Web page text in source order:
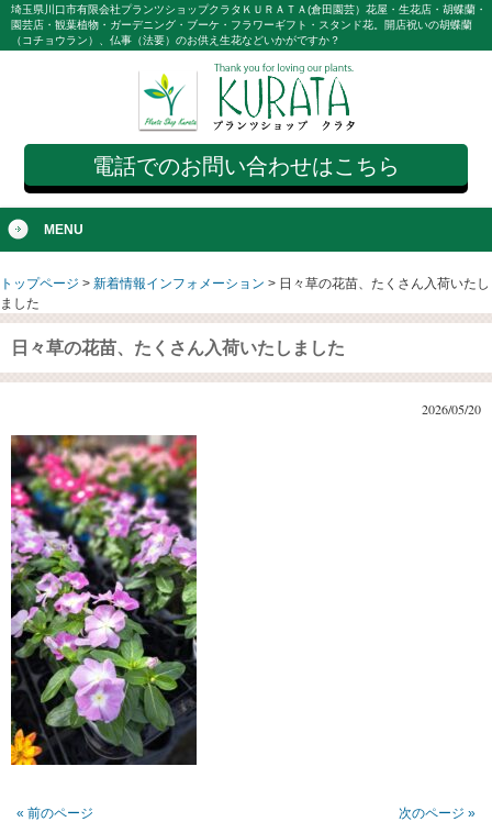
埼玉県川口市有限会社プランツショップクラタＫＵＲＡＴＡ(倉田園芸）花屋・生花店・胡蝶蘭・
園芸店・観葉植物・ガーデニング・ブーケ・フラワーギフト・スタンド花。開店祝いの胡蝶蘭
（コチョウラン）、仏事（法要）のお供え生花などいかがですか？
電話でのお問い合わせはこちら
MENU
トップページ > 新着情報インフォメーション > 日々草の花苗、たくさん入荷いたし
ました
日々草の花苗、たくさん入荷いたしました
2026/05/20
« 前のページ 次のページ »